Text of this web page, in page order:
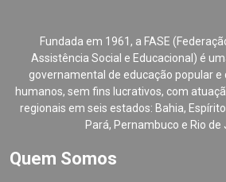
Fundada em 1961, a FASE
Assistência Social e Educacional) é
governamental de educação popular
humanos, sem fins lucrativos, com
regionais em seis estados: Bahia,
Pará, Pernambuco e Rio de
Quem Somos